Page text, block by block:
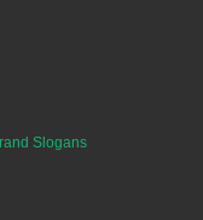
Slogans